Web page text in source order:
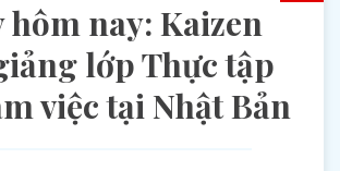
hôm nay: Kaizen
lớp Thực tập
việc tại Nhật Bản